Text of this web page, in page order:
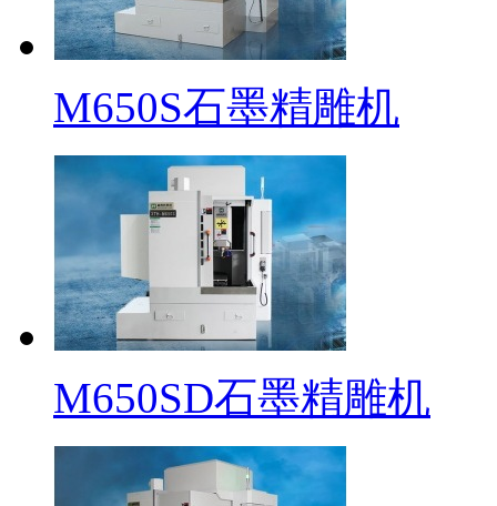
M650S石墨精雕机
M650SD石墨精雕机